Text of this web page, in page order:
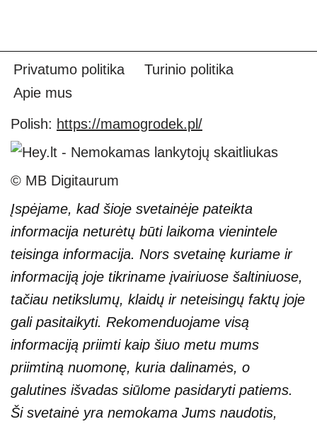
Privatumo politika
Turinio politika
Apie mus
Polish: https://mamogrodek.pl/
© MB Digitaurum
Įspėjame, kad šioje svetainėje pateikta
informacija neturėtų būti laikoma vienintele
teisinga informacija. Nors svetainę kuriame ir
informaciją joje tikriname įvairiuose šaltiniuose,
tačiau netikslumų, klaidų ir neteisingų faktų joje
gali pasitaikyti. Rekomenduojame visą
informaciją priimti kaip šiuo metu mums
priimtiną nuomonę, kuria dalinamės, o
galutines išvadas siūlome pasidaryti patiems.
Ši svetainė yra nemokama Jums naudotis,